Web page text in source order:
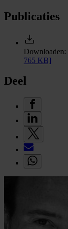
Publicaties
Downloaden:
765 KB]
Deel